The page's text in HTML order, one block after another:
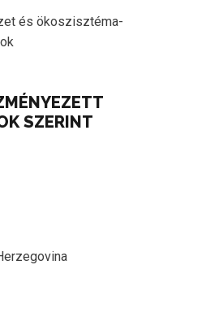
és ökoszisztéma-
SZERINT